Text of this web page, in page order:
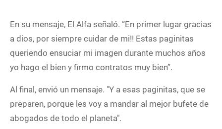
En su mensaje, El Alfa señaló. “En primer lugar gracias
a dios, por siempre cuidar de mi!! Estas paginitas
queriendo ensuciar mi imagen durante muchos años
yo hago el bien y firmo contratos muy bien”.
Al final, envió un mensaje. "Y a esas paginitas, que se
preparen, porque les voy a mandar al mejor bufete de
abogados de todo el planeta".